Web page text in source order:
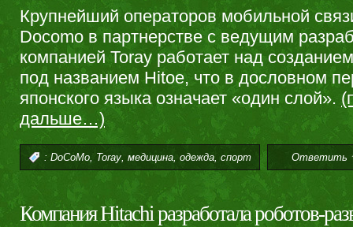
Крупнейший операторов мобильной
Docomo в партнерстве с ведущим
компанией Toray работает над
под названием Hitoe, что в дословном
японского языка означает «один слой».
дальше…)
: DoCoMo Toray медицина одежда спорт Ответить
Компания Hitachi разработала роботов-